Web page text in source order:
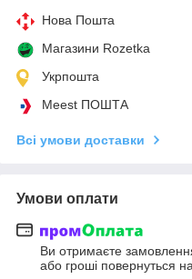
Нова Пошта
Магазини Rozetka
Укрпошта
Meest ПОШТА
Всі умови доставки
Умови оплати
Ви отримаєте
або гроші повернуться